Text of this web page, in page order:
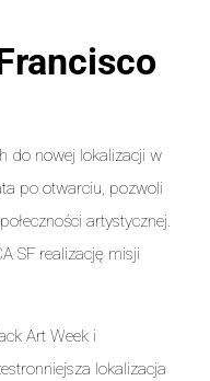
do nowej lokalizacji w
po otwarciu, pozwoli
artystycznej.
SF realizację misji
Art Week i
lokalizacja